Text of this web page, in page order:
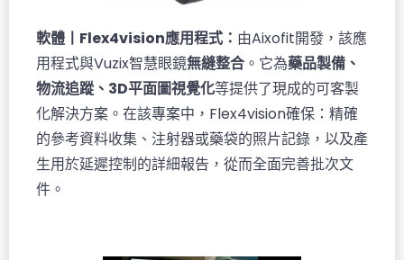
軟體丨Flex4vision應用程式： 由Aixofit開發，該應
用程式與Vuzix智慧眼鏡無縫整合 。它為藥品製備、
物流追蹤、3D平面圖視覺化等提供了現成的可客製
化解決方案。在該專案中，Flex4vision確保：精確
的參考資料收集、注射器或藥袋的照片記錄，以及產
生用於延遲控制的詳細報告，從而全面完善批次文
件。